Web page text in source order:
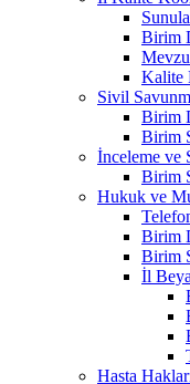
Birim
Kalite
Sivil
Birim
Birim
İnceleme ve
Birim
Hukuk ve
Birim
Birim
İl
Hasta